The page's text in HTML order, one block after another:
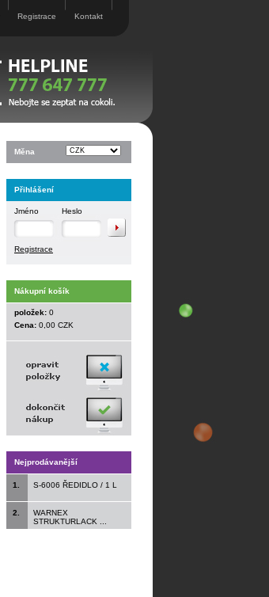
Registrace Kontakt
Měna
Přihlášení
Jméno Heslo
Registrace
Nákupní košík
položek: 0
Cena: 0,00 CZK
Nejprodávanější
1. S-6006 ŘEDIDLO / 1 L
2.
WARNEX
STRUKTURLACK ...